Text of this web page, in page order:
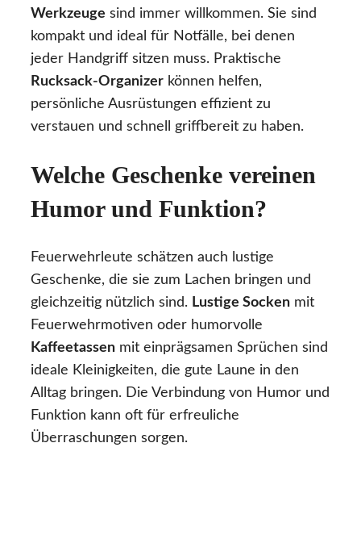
Werkzeuge sind immer willkommen. Sie sind
kompakt und ideal für Notfälle, bei denen
jeder Handgriff sitzen muss. Praktische
Rucksack-Organizer können helfen,
persönliche Ausrüstungen effizient zu
verstauen und schnell griffbereit zu haben.
Welche Geschenke vereinen
Humor und Funktion?
Feuerwehrleute schätzen auch lustige
Geschenke, die sie zum Lachen bringen und
gleichzeitig nützlich sind. Lustige Socken mit
Feuerwehrmotiven oder humorvolle
Kaffeetassen mit einprägsamen Sprüchen sind
ideale Kleinigkeiten, die gute Laune in den
Alltag bringen. Die Verbindung von Humor und
Funktion kann oft für erfreuliche
Überraschungen sorgen.